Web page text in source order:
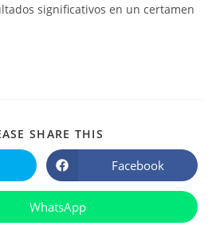
significativos en un certamen
SHARE THIS
Se
abre
en
ventana
Facebook
Se
abre
WhatsApp